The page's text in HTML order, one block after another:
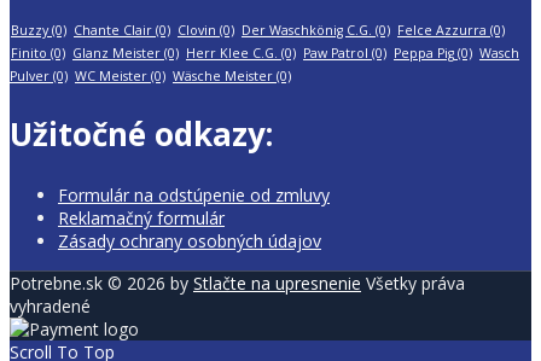
Buzzy(0) Chante Clair (0) Clovin (0) Der Waschkönig C.G. (0) Felce Azzurra (0)
Finito (0) Glanz Meister (0) Herr Klee C.G. (0) Paw Patrol (0) Peppa Pig (0) Wasch
Pulver (0) WC Meister (0) Wäsche Meister (0)
Užitočné odkazy:
Formulár na odstúpenie od zmluvy
Reklamačný formulár
Zásady ochrany osobných údajov
Potrebne.sk © 2026 by Stlačte na upresnenie Všetky práva
vyhradené
Scroll To Top